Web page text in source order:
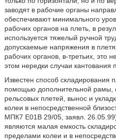
заводят в рабочие органы
обеспечивают минимального
рабочих органов на плеть, в
используется тяжелый ручной
допускаемые напряжения в
рабочих органов, в-третьих, это
этом нередки случаи кантования
Известен способ складирования
помощью дополнительной
рельсовых плетей, вынос и
колеи в непосредственной
МПК7 Е01В 29/05, заявл.
являются малая емкость
пределами колеи и в